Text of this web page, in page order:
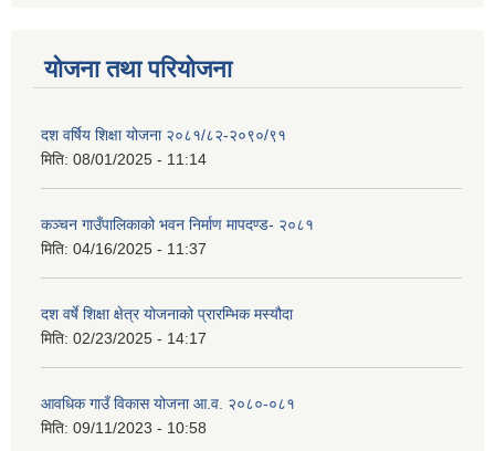
योजना तथा परियोजना
दश वर्षिय शिक्षा योजना २०८१/८२-२०९०/९१
मिति: 08/01/2025 - 11:14
कञ्‍चन गाउँपालिकाको भवन निर्माण मापदण्ड- २०८१
मिति: 04/16/2025 - 11:37
दश वर्षे शिक्षा क्षेत्र योजनाको प्रारम्भिक मस्यौदा
मिति: 02/23/2025 - 14:17
आवधिक गाउँ विकास योजना आ.व. २०८०-०८१
मिति: 09/11/2023 - 10:58